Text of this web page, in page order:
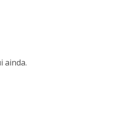
ainda.